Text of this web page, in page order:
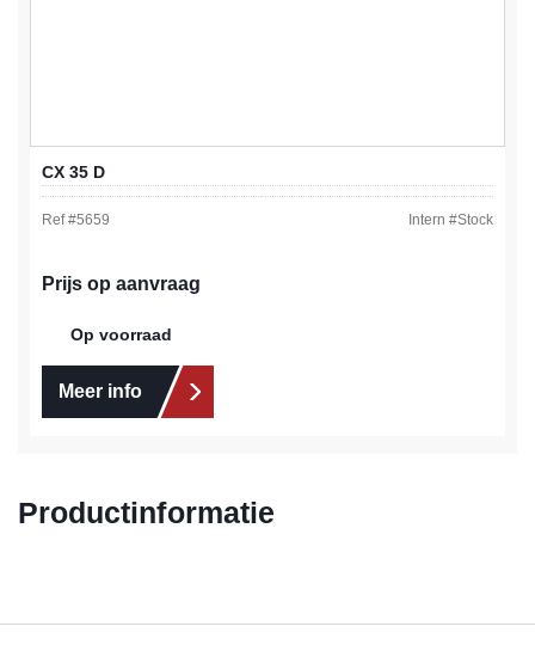
CX 35 D
Ref #5659 Intern #Stock
Prijs op aanvraag
Op voorraad
Meer info
Productinformatie